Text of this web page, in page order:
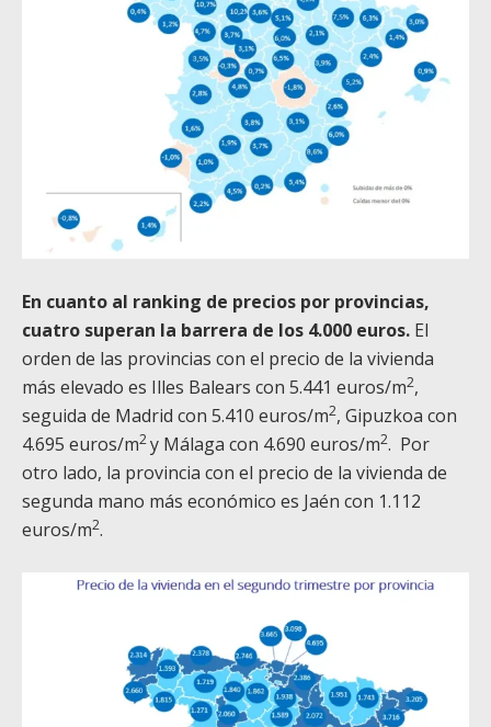
En cuanto al ranking de precios por provincias,
cuatro superan la barrera de los 4.000 euros. El
orden de las provincias con el precio de la vivienda
más elevado es Illes Balears con 5.441 euros/m2,
seguida de Madrid con 5.410 euros/m2, Gipuzkoa con
4.695 euros/m2y Málaga con 4.690 euros/m2. Por
otro lado, la provincia con el precio de la vivienda de
segunda mano más económico es Jaén con 1.112
euros/m2.